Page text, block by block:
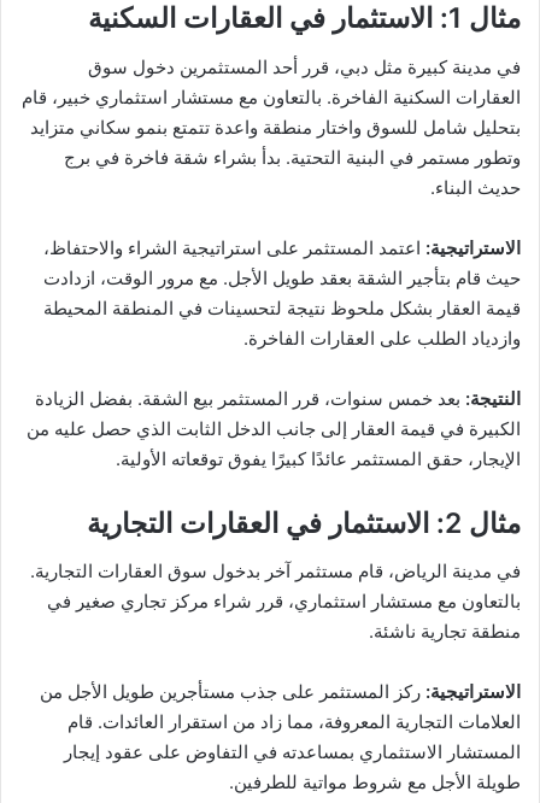
مثال 1: الاستثمار في العقارات السكنية
في مدينة كبيرة مثل دبي، قرر أحد المستثمرين دخول سوق
العقارات السكنية الفاخرة. بالتعاون مع مستشار استثماري خبير، قام
بتحليل شامل للسوق واختار منطقة واعدة تتمتع بنمو سكاني متزايد
وتطور مستمر في البنية التحتية. بدأ بشراء شقة فاخرة في برج
حديث البناء.
الاستراتيجية: اعتمد المستثمر على استراتيجية الشراء والاحتفاظ،
حيث قام بتأجير الشقة بعقد طويل الأجل. مع مرور الوقت، ازدادت
قيمة العقار بشكل ملحوظ نتيجة لتحسينات في المنطقة المحيطة
وازدياد الطلب على العقارات الفاخرة.
النتيجة: بعد خمس سنوات، قرر المستثمر بيع الشقة. بفضل الزيادة
الكبيرة في قيمة العقار إلى جانب الدخل الثابت الذي حصل عليه من
الإيجار، حقق المستثمر عائدًا كبيرًا يفوق توقعاته الأولية.
مثال 2: الاستثمار في العقارات التجارية
في مدينة الرياض، قام مستثمر آخر بدخول سوق العقارات التجارية.
بالتعاون مع مستشار استثماري، قرر شراء مركز تجاري صغير في
منطقة تجارية ناشئة.
الاستراتيجية: ركز المستثمر على جذب مستأجرين طويل الأجل من
العلامات التجارية المعروفة، مما زاد من استقرار العائدات. قام
المستشار الاستثماري بمساعدته في التفاوض على عقود إيجار
طويلة الأجل مع شروط مواتية للطرفين.